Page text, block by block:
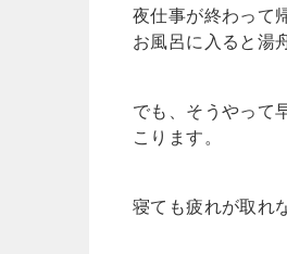
夜仕事が終わって
お風呂に入ると湯
でも、そうやって
こります。
寝ても疲れが取れ